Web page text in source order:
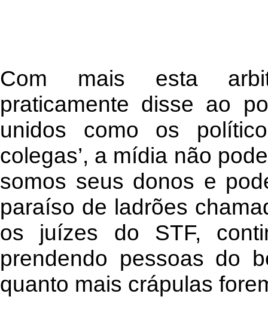
Com mais esta
praticamente disse ao
unidos como os
colegas’, a mídia não
somos seus donos e
paraíso de ladrões
os juízes do STF,
prendendo pessoas do
quanto mais crápulas